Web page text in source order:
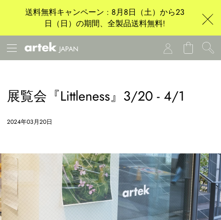
送料無料キャンペーン : 8月8日（土）から23
日（日）の期間、全製品送料無料!
JAPAN
展覧会『Littleness』3/20 - 4/1
2024年03月20日